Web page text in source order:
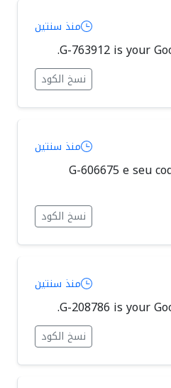
منذ سنتين
G-763912 is your
نسخ الكود
منذ سنتين
G-606675 e seu
نسخ الكود
منذ سنتين
G-208786 is your
نسخ الكود